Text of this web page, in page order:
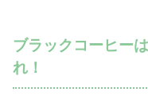
ブラックコーヒー
れ！